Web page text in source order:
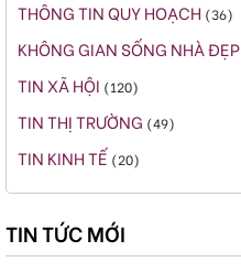
THÔNG TIN QUY HOẠCH (36)
KHÔNG GIAN SỐNG NHÀ ĐẸP
TIN XÃ HỘI (120)
TIN THỊ TRƯỜNG (49)
TIN KINH TẾ (20)
TIN TỨC MỚI